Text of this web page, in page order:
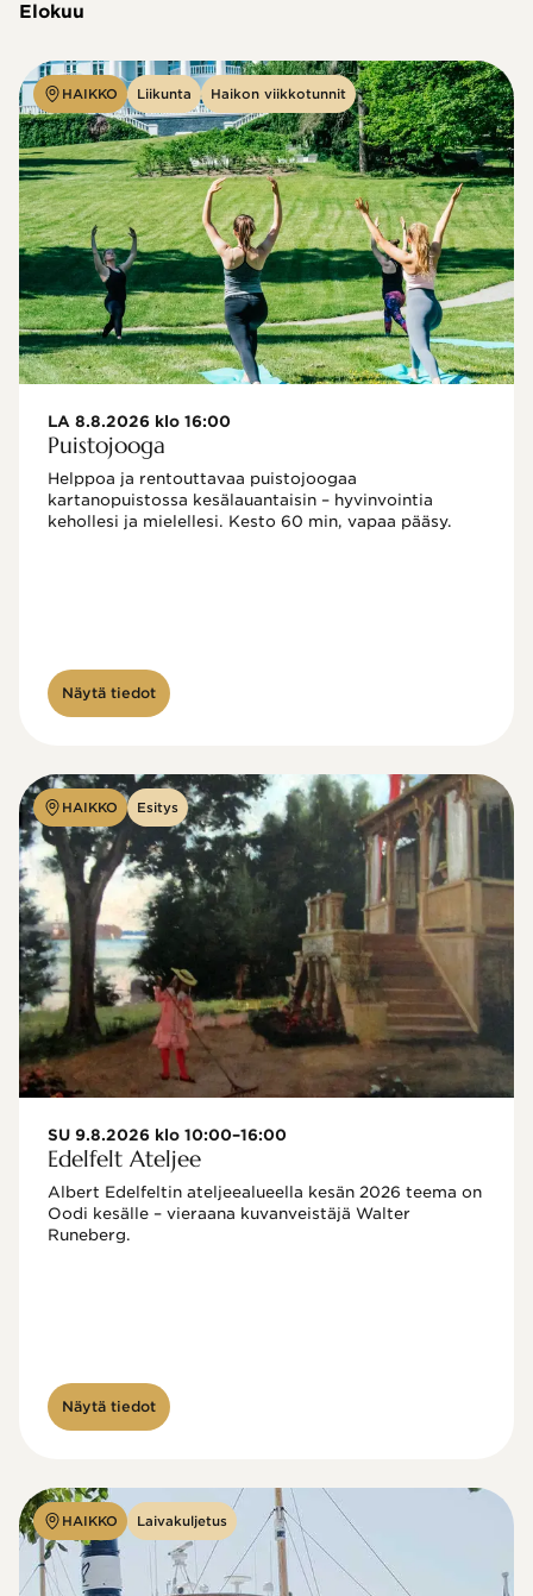
Elokuu
HAIKKO Liikunta Haikon viikkotunnit
LA 8.8.2026 klo 16:00
Puistojooga
Helppoa ja rentouttavaa puistojoogaa
kartanopuistossa kesälauantaisin – hyvinvointia
kehollesi ja mielellesi. Kesto 60 min, vapaa pääsy.
Näytä tiedot
HAIKKO Esitys
SU 9.8.2026 klo 10:00–16:00
Edelfelt Ateljee
Albert Edelfeltin ateljeealueella kesän 2026 teema on
Oodi kesälle – vieraana kuvanveistäjä Walter
Näytä tiedot
HAIKKO Laivakuljetus